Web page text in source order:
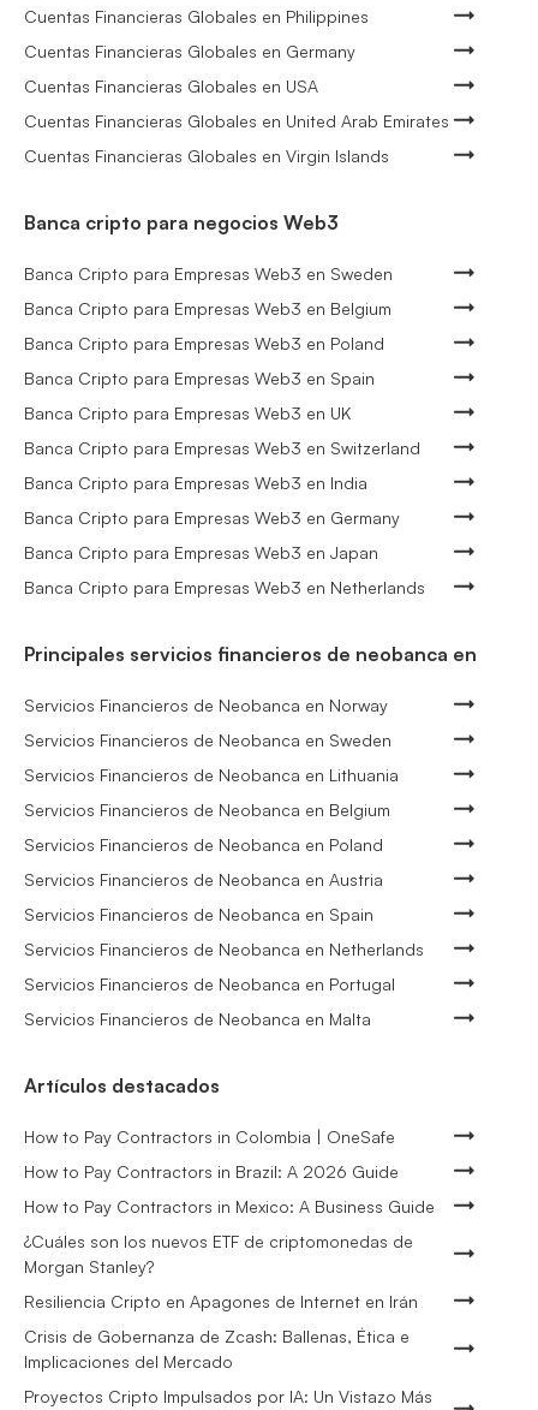
Cuentas Financieras Globales en Philippines
Cuentas Financieras Globales en Germany
Cuentas Financieras Globales en USA
Cuentas Financieras Globales en United Arab Emirates
Cuentas Financieras Globales en Virgin Islands
Banca cripto para negocios Web3
Banca Cripto para Empresas Web3 en Sweden
Banca Cripto para Empresas Web3 en Belgium
Banca Cripto para Empresas Web3 en Poland
Banca Cripto para Empresas Web3 en Spain
Banca Cripto para Empresas Web3 en UK
Banca Cripto para Empresas Web3 en Switzerland
Banca Cripto para Empresas Web3 en India
Banca Cripto para Empresas Web3 en Germany
Banca Cripto para Empresas Web3 en Japan
Banca Cripto para Empresas Web3 en Netherlands
Principales servicios financieros de neobanca en
Servicios Financieros de Neobanca en Norway
Servicios Financieros de Neobanca en Sweden
Servicios Financieros de Neobanca en Lithuania
Servicios Financieros de Neobanca en Belgium
Servicios Financieros de Neobanca en Poland
Servicios Financieros de Neobanca en Austria
Servicios Financieros de Neobanca en Spain
Servicios Financieros de Neobanca en Netherlands
Servicios Financieros de Neobanca en Portugal
Servicios Financieros de Neobanca en Malta
Artículos destacados
How to Pay Contractors in Colombia | OneSafe
How to Pay Contractors in Brazil: A 2026 Guide
How to Pay Contractors in Mexico: A Business Guide
¿Cuáles son los nuevos ETF de criptomonedas de
Morgan Stanley?
Resiliencia Cripto en Apagones de Internet en Irán
Crisis de Gobernanza de Zcash: Ballenas, Ética e
Implicaciones del Mercado
Proyectos Cripto Impulsados por IA: Un Vistazo Más